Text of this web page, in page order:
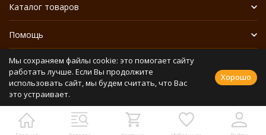
Каталог товаров
Помощь
Информация
Политика персональных данных
Разработано в
bodysite.ru Webasyst —
Мы сохраняем файлы cookie: это помогает сайту
работать лучше. Если Вы продолжите
использовать сайт, мы будем считать, что Вас
это устраивает.
Хорошо